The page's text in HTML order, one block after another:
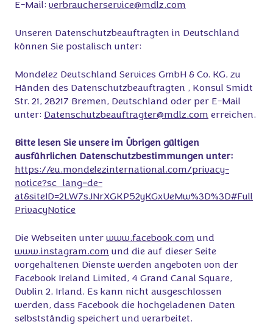
E-Mail: verbraucherservice@mdlz.com
Unseren Datenschutzbeauftragten in Deutschland
können Sie postalisch unter:
Mondelez Deutschland Services GmbH & Co. KG, zu
Händen des Datenschutzbeauftragten , Konsul Smidt
Str. 21, 28217 Bremen, Deutschland oder per E-Mail
unter: Datenschutzbeauftragter@mdlz.com erreichen.
Bitte lesen Sie unsere im Übrigen gültigen
ausführlichen Datenschutzbestimmungen unter:
https://eu.mondelezinternational.com/privacy-
notice?sc_lang=de-
at&siteID=2LW7sJNrXGKP52yKGxUeMw%3D%3D#Full
PrivacyNotice
Die Webseiten unter www.facebook.com und
www.instagram.com und die auf dieser Seite
vorgehaltenen Dienste werden angeboten von der
Facebook Ireland Limited, 4 Grand Canal Square,
Dublin 2, Irland. Es kann nicht ausgeschlossen
werden, dass Facebook die hochgeladenen Daten
selbstständig speichert und verarbeitet.